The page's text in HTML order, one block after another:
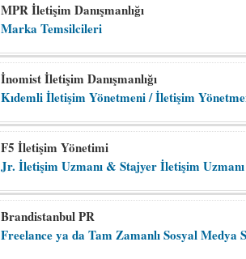
MPR İletişim Danışmanlığı
Marka Temsilcileri
İnomist İletişim Danışmanlığı
Kıdemli İletişim Yönetmeni / İletişim
F5 İletişim Yönetimi
Jr. İletişim Uzmanı & Stajyer İletişim Uzmanı
Brandistanbul PR
Freelance ya da Tam Zamanlı Sosyal Medya